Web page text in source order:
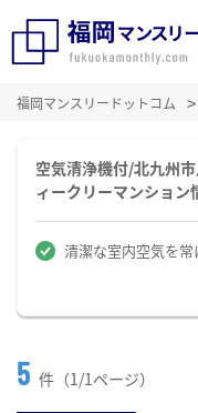
福岡マンスリードットコム
空気清浄機付/北九州
ィークリーマンション
清潔な室内空気を常
5 件（1/1ページ）